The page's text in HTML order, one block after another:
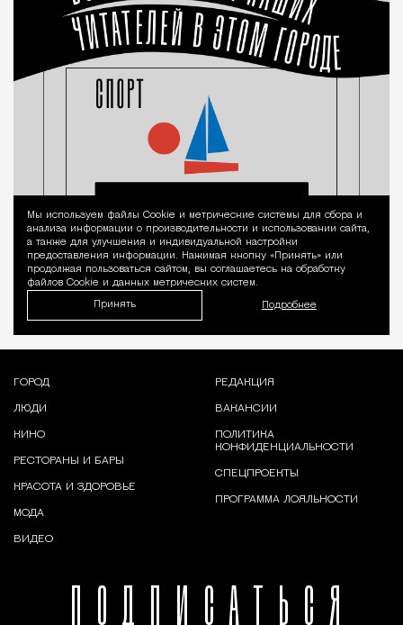
Уведомление
Мы используем файлы Сookie и метрические системы для сбора и
анализа информации о производительности и использовании сайта,
а также для улучшения и индивидуальной настройки
предоставления информации. Нажимая кнопку «Принять» или
продолжая пользоваться сайтом, вы соглашаетесь на обработку
файлов Cookie и данных метрических систем.
Принять Подробнее
ПОДПИСАТЬСЯ
ГОРОД
ЛЮДИ
КИНО
РЕСТОРАНЫ И БАРЫ
КРАСОТА И ЗДОРОВЬЕ
МОДА
ВИДЕО
РЕДАКЦИЯ
ВАКАНСИИ
ПОЛИТИКА
КОНФИДЕНЦИАЛЬНОСТИ
СПЕЦПРОЕКТЫ
ПРОГРАММА ЛОЯЛЬНОСТИ